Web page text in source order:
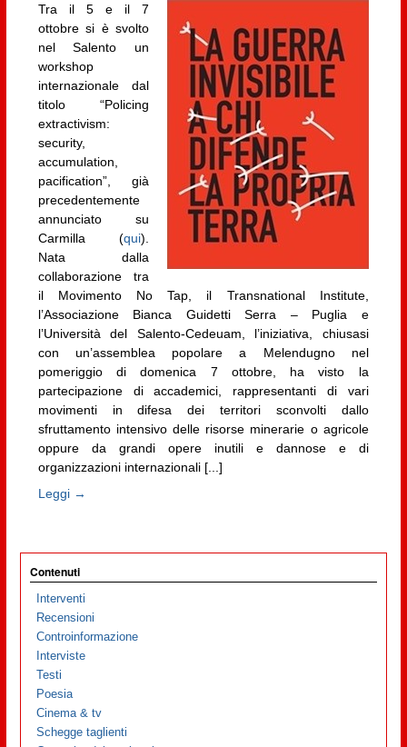
Tra il 5 e il 7
ottobre si è svolto
nel Salento un
workshop
internazionale dal
titolo “Policing
extractivism:
security,
accumulation,
pacification”, già
precedentemente
annunciato su
Carmilla (qui).
Nata dalla
collaborazione tra
il Movimento No Tap, il Transnational Institute,
l’Associazione Bianca Guidetti Serra – Puglia e
l’Università del Salento-Cedeuam, l’iniziativa, chiusasi
con un’assemblea popolare a Melendugno nel
pomeriggio di domenica 7 ottobre, ha visto la
partecipazione di accademici, rappresentanti di vari
movimenti in difesa dei territori sconvolti dallo
sfruttamento intensivo delle risorse minerarie o agricole
oppure da grandi opere inutili e dannose e di
organizzazioni internazionali [...]
Leggi →
Contenuti
Interventi
Recensioni
Controinformazione
Interviste
Testi
Poesia
Cinema & tv
Schegge taglienti